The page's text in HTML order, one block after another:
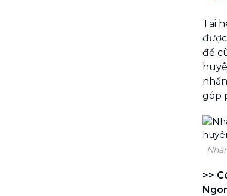
Tai
để
góp
>>